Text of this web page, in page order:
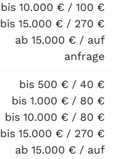
bis 10.000 € / 100 €
bis 15.000 € / 270 €
ab 15.000 € / auf
anfrage
bis 500 € / 40 €
bis 1.000 € / 80 €
bis 10.000 € / 80 €
bis 15.000 € / 270 €
ab 15.000 € / auf